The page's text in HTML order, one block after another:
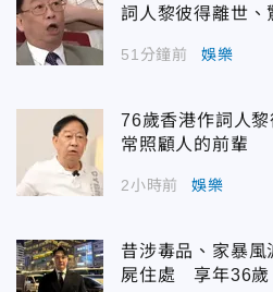
詞人黎彼得離世、
51分鐘前 娛樂
76歲香港作詞人
常照顧人的前輩
2小時前 娛樂
昔涉毒品、家暴
屍住處 享年36歲